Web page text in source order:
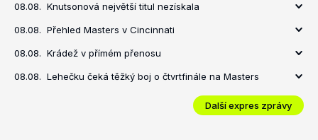
08.08. Knutsonová největší titul nezískala
08.08. Přehled Masters v Cincinnati
08.08. Krádež v přímém přenosu
08.08. Lehečku čeká těžký boj o čtvrtfinále na Masters
Další expres zprávy